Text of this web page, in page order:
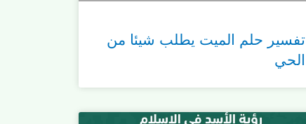
تفسير حلم الميت يطلب شيئا من
الحي